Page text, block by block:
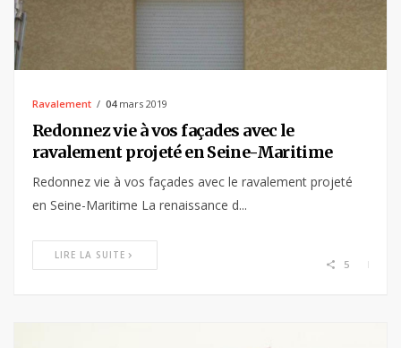
Ravalement 04mars 2019
Redonnez vie à vos façades avec le
ravalement projeté en Seine-Maritime
Redonnez vie à vos façades avec le ravalement projeté
en Seine-Maritime La renaissance d...
LIRE LA SUITE
5